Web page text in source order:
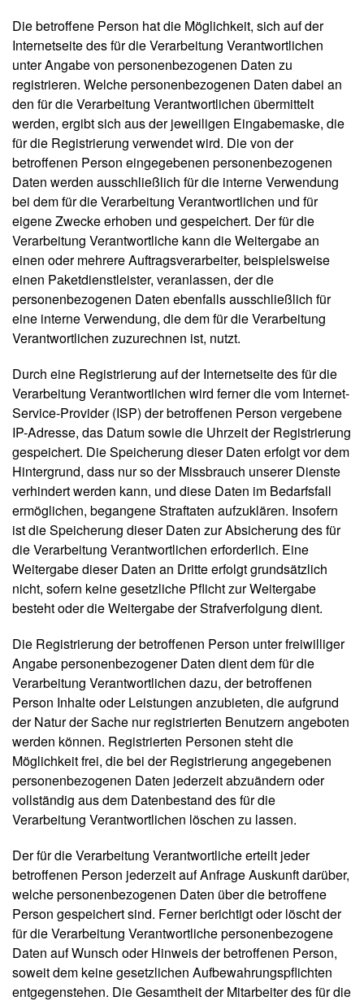
Die betroffene Person hat die Möglichkeit, sich auf der
Internetseite des für die Verarbeitung Verantwortlichen
unter Angabe von personenbezogenen Daten zu
registrieren. Welche personenbezogenen Daten dabei an
den für die Verarbeitung Verantwortlichen übermittelt
werden, ergibt sich aus der jeweiligen Eingabemaske, die
für die Registrierung verwendet wird. Die von der
betroffenen Person eingegebenen personenbezogenen
Daten werden ausschließlich für die interne Verwendung
bei dem für die Verarbeitung Verantwortlichen und für
eigene Zwecke erhoben und gespeichert. Der für die
Verarbeitung Verantwortliche kann die Weitergabe an
einen oder mehrere Auftragsverarbeiter, beispielsweise
einen Paketdienstleister, veranlassen, der die
personenbezogenen Daten ebenfalls ausschließlich für
eine interne Verwendung, die dem für die Verarbeitung
Verantwortlichen zuzurechnen ist, nutzt.
Durch eine Registrierung auf der Internetseite des für die
Verarbeitung Verantwortlichen wird ferner die vom Internet-
Service-Provider (ISP) der betroffenen Person vergebene
IP-Adresse, das Datum sowie die Uhrzeit der Registrierung
gespeichert. Die Speicherung dieser Daten erfolgt vor dem
Hintergrund, dass nur so der Missbrauch unserer Dienste
verhindert werden kann, und diese Daten im Bedarfsfall
ermöglichen, begangene Straftaten aufzuklären. Insofern
ist die Speicherung dieser Daten zur Absicherung des für
die Verarbeitung Verantwortlichen erforderlich. Eine
Weitergabe dieser Daten an Dritte erfolgt grundsätzlich
nicht, sofern keine gesetzliche Pflicht zur Weitergabe
besteht oder die Weitergabe der Strafverfolgung dient.
Die Registrierung der betroffenen Person unter freiwilliger
Angabe personenbezogener Daten dient dem für die
Verarbeitung Verantwortlichen dazu, der betroffenen
Person Inhalte oder Leistungen anzubieten, die aufgrund
der Natur der Sache nur registrierten Benutzern angeboten
werden können. Registrierten Personen steht die
Möglichkeit frei, die bei der Registrierung angegebenen
personenbezogenen Daten jederzeit abzuändern oder
vollständig aus dem Datenbestand des für die
Verarbeitung Verantwortlichen löschen zu lassen.
Der für die Verarbeitung Verantwortliche erteilt jeder
betroffenen Person jederzeit auf Anfrage Auskunft darüber,
welche personenbezogenen Daten über die betroffene
Person gespeichert sind. Ferner berichtigt oder löscht der
für die Verarbeitung Verantwortliche personenbezogene
Daten auf Wunsch oder Hinweis der betroffenen Person,
soweit dem keine gesetzlichen Aufbewahrungspflichten
entgegenstehen. Die Gesamtheit der Mitarbeiter des für die